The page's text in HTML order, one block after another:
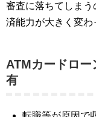
審査に落ちてしま
済能力が大きく変わ
ATMカードロ
有